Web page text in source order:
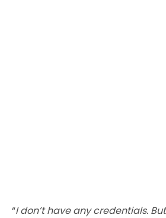
“I don’t have any credentials.